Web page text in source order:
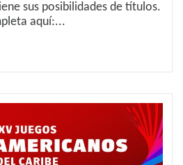
sus posibilidades de títulos.
aquí:...